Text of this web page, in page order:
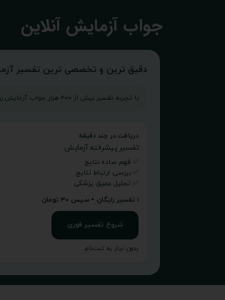
​جواب آزمایش آنلاین
دقیق ترین و تخصصی ترین تفسیر
با تجربه تفسیر بیش از ۲۰۰ هزار جواب آزمایش روتین، تخصص، فوق تخصصی، سونوگرافی و...
دریافت در چند دقیقه
تفسیر پیشرفته آزمایش
✅ فهم ساده نتایج
✅ بررسی ارتباط نتایج
✅ تحلیل عمیق پزشکی
۱ تفسیر رایگان • سپس ۳۰ تومان
شروع تفسیر فوری
بدون نیاز به ثبت‌نام